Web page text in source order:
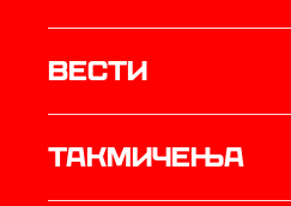
Вести
Такмичења